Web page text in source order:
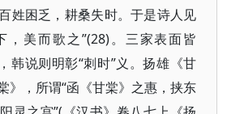
姓困乏，耕桑失时。于是诗人见
，美而歌之”(28)。三家表面皆
韩说则明彰“刺时”义。扬雄《甘
》，所谓“函《甘棠》之惠，挟东